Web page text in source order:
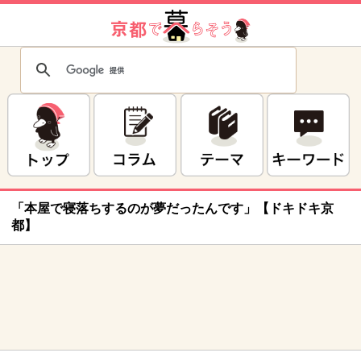
「本屋で寝落ちするのが夢だったんです」【ドキドキ京
都】